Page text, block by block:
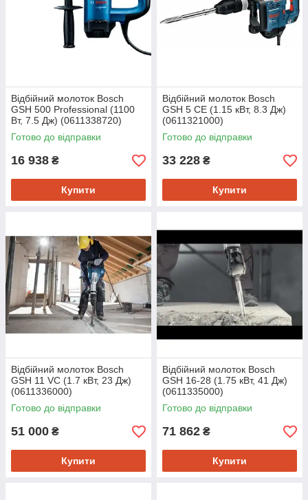
Відбійний молоток Bosch
GSH 500 Professional (1100
Вт, 7.5 Дж) (0611338720)
Готово до відправки
16 938 ₴
Купити
Відбійний молоток Bosch
GSH 5 CE (1.15 кВт, 8.3 Дж)
(0611321000)
Готово до відправки
33 228 ₴
Купити
Відбійний молоток Bosch
GSH 11 VC (1.7 кВт, 23 Дж)
(0611336000)
Готово до відправки
51 000 ₴
Купити
Відбійний молоток Bosch
GSH 16-28 (1.75 кВт, 41 Дж)
(0611335000)
Готово до відправки
71 862 ₴
Купити